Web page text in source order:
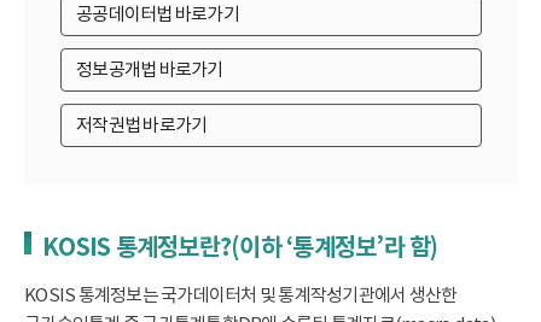
공공데이터법 바로가기
정보공개법 바로가기
저작권법 바로가기
KOSIS 통계정보란?(이하 ‘통계정보’라 함)
KOSIS 통계정보는 국가데이터처 및 통계작성기관에서 생산한